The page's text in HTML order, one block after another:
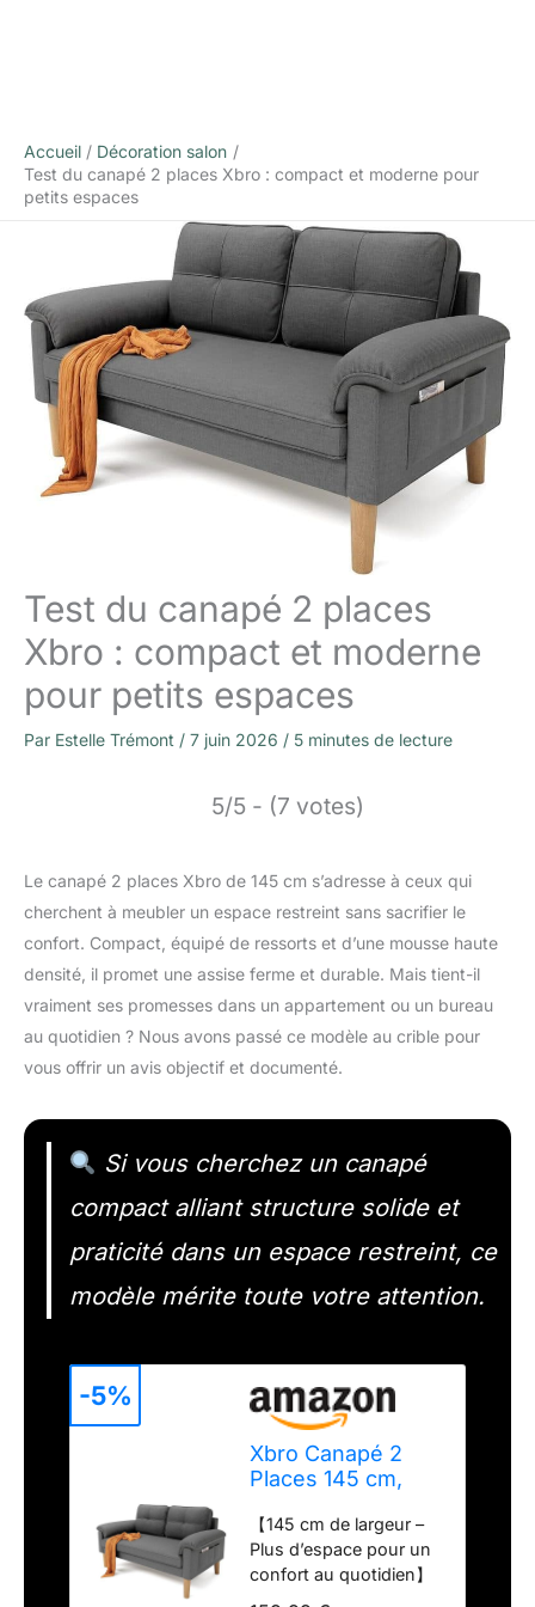
Accueil
Décoration salon
Test du canapé 2 places Xbro : compact et moderne pour
petits espaces
Test du canapé 2 places
Xbro : compact et moderne
pour petits espaces
Par Estelle Trémont / 7 juin 2026 / 5 minutes de lecture
5/5 - (7 votes)
Le canapé 2 places Xbro de 145 cm s’adresse à ceux qui
cherchent à meubler un espace restreint sans sacrifier le
confort. Compact, équipé de ressorts et d’une mousse haute
densité, il promet une assise ferme et durable. Mais tient-il
vraiment ses promesses dans un appartement ou un bureau
au quotidien ? Nous avons passé ce modèle au crible pour
vous offrir un avis objectif et documenté.
Si vous cherchez un canapé
compact alliant structure solide et
praticité dans un espace restreint, ce
modèle mérite toute votre attention.
Xbro Canapé 2
Places 145 cm,
Salon avec
Ressorts et
Mousse Haute
【145 cm de largeur –
Plus d’espace pour un
confort au quotidien】
Avec ses 145 cm de
-5%